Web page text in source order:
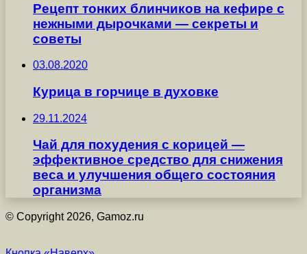
Рецепт тонких блинчиков на кефире с
нежными дырочками — секреты и
советы
03.08.2020
Курица в горчице в духовке
29.11.2024
Чай для похудения с корицей —
эффективное средство для снижения
веса и улучшения общего состояния
организма
© Copyright 2026, Gamoz.ru